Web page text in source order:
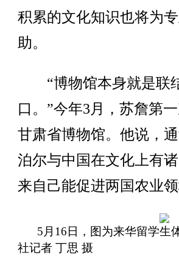
积累的文化知识也将为
助。
“博物馆本身就是联
口。”今年3月，苏詹第
甘肃省博物馆。他说，
泊尔与中国在文化上有
来自己能促进两国农业领
5月16日，图为来华留学生
社记者 丁思 摄